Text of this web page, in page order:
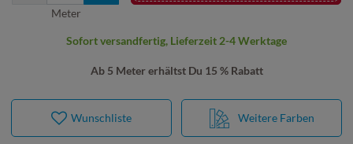
Ab 5 Meter erhältst Du 15 % Rabatt
Meter
Sofort versandfertig, Lieferzeit 2-4 Werktage
Weitere Farben
Wunschliste